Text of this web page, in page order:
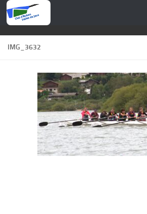
Skip to content
IMG_3632